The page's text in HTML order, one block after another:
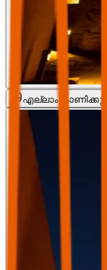
എല്ലാം കാണിക്കുക